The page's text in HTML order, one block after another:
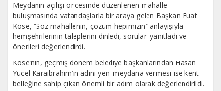
Meydanın açılışı öncesinde düzenlenen mahalle
buluşmasında vatandaşlarla bir araya gelen Başkan Fuat
Köse, “Söz mahallenin, çözüm hepimizin” anlayışıyla
hemşehrilerinin taleplerini dinledi, soruları yanıtladı ve
önerileri değerlendirdi.
Köse’nin, geçmiş dönem belediye başkanlarından Hasan
Yücel Karaibrahim’in adını yeni meydana vermesi ise kent
belleğine sahip çıkan önemli bir adım olarak değerlendirildi.